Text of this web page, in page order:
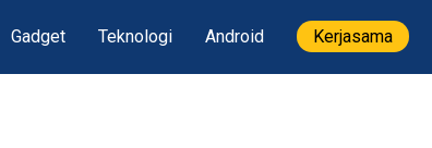
Gadget Teknologi Android Kerjasama